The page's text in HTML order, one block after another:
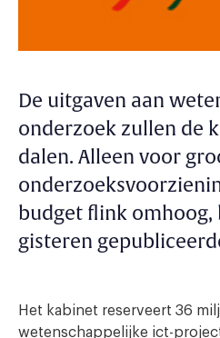
De uitgaven aan
onderzoek zullen de
dalen. Alleen voor
budget flink
gisteren
Het kabinet reserveert 36
wetenschappelijke ict-